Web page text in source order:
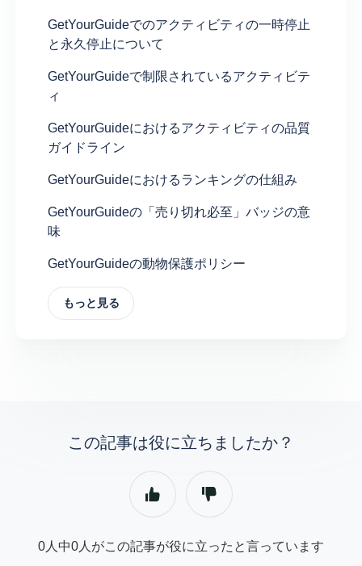
GetYourGuideでのアクティビティの一時停止
と永久停止について
GetYourGuideで制限されているアクティビテ
ィ
GetYourGuideにおけるアクティビティの品質
ガイドライン
GetYourGuideにおけるランキングの仕組み
GetYourGuideの「売り切れ必至」バッジの意
味
GetYourGuideの動物保護ポリシー
もっと見る
この記事は役に立ちましたか？
0人中0人がこの記事が役に立ったと言っています